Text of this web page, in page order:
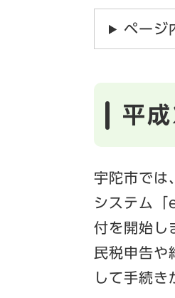
ページ
平
宇陀市では
システム「
付を開始し
民税申告や
して手続き